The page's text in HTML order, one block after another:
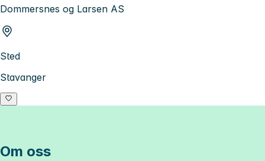
Dommersnes og Larsen AS
Sted
Stavanger
Om oss